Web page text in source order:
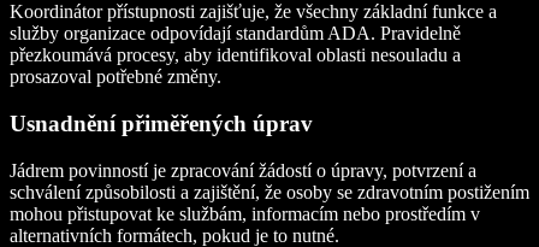
Koordinátor přístupnosti zajišťuje, že všechny základní funkce a
služby organizace odpovídají standardům ADA. Pravidelně
přezkoumává procesy, aby identifikoval oblasti nesouladu a
prosazoval potřebné změny.
Usnadnění přiměřených úprav
Jádrem povinností je zpracování žádostí o úpravy, potvrzení a
schválení způsobilosti a zajištění, že osoby se zdravotním postižením
mohou přistupovat ke službám, informacím nebo prostředím v
alternativních formátech, pokud je to nutné.